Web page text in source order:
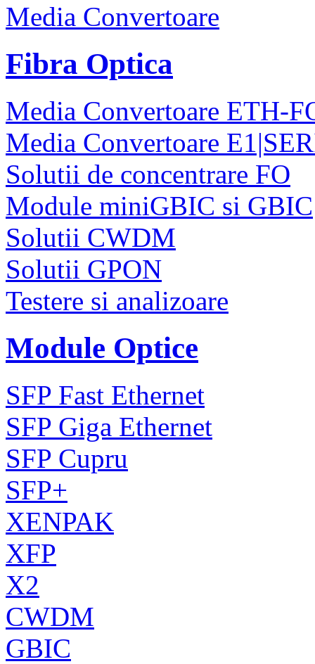
Media Convertoare
Fibra Optica
Media Convertoare ETH-
Media Convertoare
Solutii de concentrare FO
Module miniGBIC si GBIC
Solutii CWDM
Solutii GPON
Testere si analizoare
Module Optice
SFP Fast Ethernet
SFP Giga Ethernet
SFP Cupru
SFP+
XENPAK
XFP
X2
CWDM
GBIC